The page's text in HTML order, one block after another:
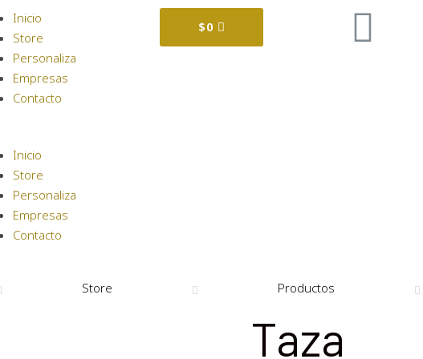
Inicio
Store
Personaliza
Empresas
Contacto
Inicio
Store
Personaliza
Empresas
Contacto
$0
Store Productos
Taza